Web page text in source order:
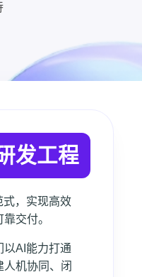
发工程
式，实现高效
交付。
以AI能力打通
机协同、闭